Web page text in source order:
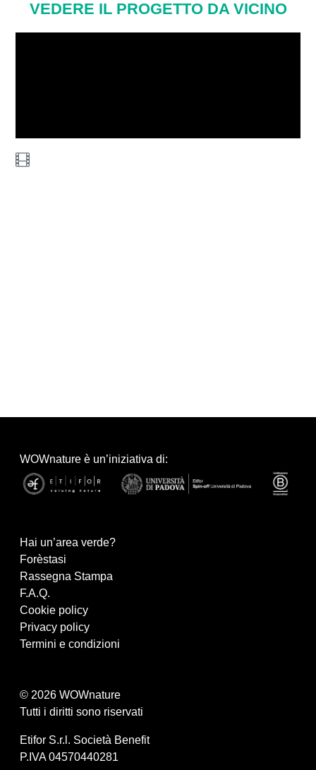
VEDERE IL PROGETTO DA VICINO
WOWnature è un’iniziativa di:
Hai un’area verde?
Forèstasi
Rassegna Stampa
F.A.Q.
Cookie policy
Privacy policy
Termini e condizioni
© 2026 WOWnature
Tutti i diritti sono riservati
Etifor S.r.l. Società Benefit
P.IVA 04570440281